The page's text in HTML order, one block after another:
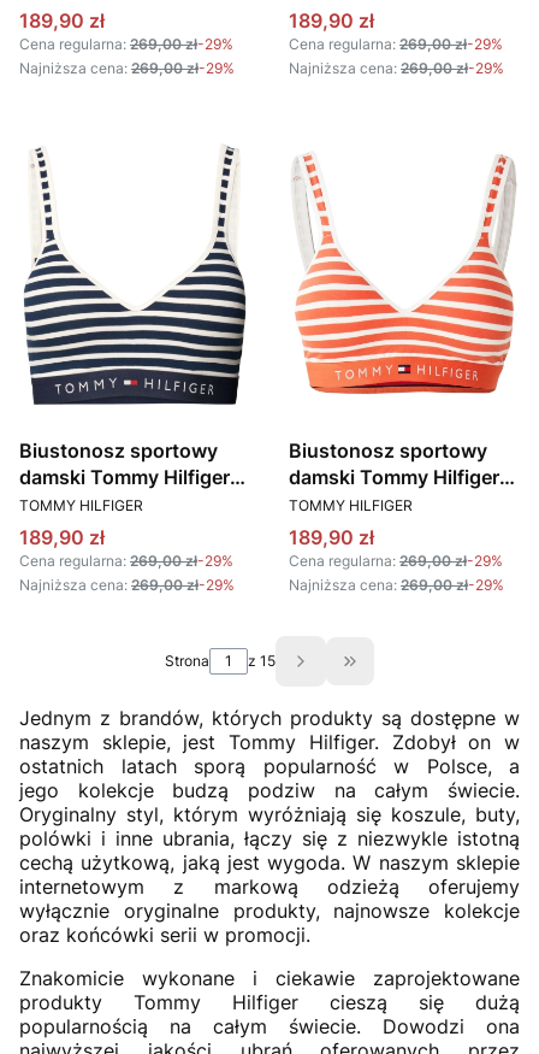
Cena promocyjna
189,90 zł
Cena regularna: 269,00 zł-29%
Najniższa cena: 269,00 zł-29%
BORDOWY
Cena promocyjna
189,90 zł
Cena regularna: 269,00 zł-29%
Najniższa cena: 269,00 zł-29%
Biustonosz sportowy
damski Tommy Hilfiger
UW0UW05205 02D
GRANATOWY
PRODUCENT
TOMMY HILFIGER
Cena promocyjna
189,90 zł
Cena regularna: 269,00 zł-29%
Najniższa cena: 269,00 zł-29%
Biustonosz sportowy
damski Tommy Hilfiger
UW0UW05205
POMARAŃCZOWY
PRODUCENT
TOMMY HILFIGER
Cena promocyjna
189,90 zł
Cena regularna: 269,00 zł-29%
Najniższa cena: 269,00 zł-29%
Strona z 15 Przejdź do ostatniej
Jednym z brandów, których produkty są dostępne w
naszym sklepie, jest Tommy Hilfiger. Zdobył on w
ostatnich latach sporą popularność w Polsce, a
jego kolekcje budzą podziw na całym świecie.
Oryginalny styl, którym wyróżniają się koszule, buty,
polówki i inne ubrania, łączy się z niezwykle istotną
cechą użytkową, jaką jest wygoda. W naszym sklepie
internetowym z markową odzieżą oferujemy
wyłącznie oryginalne produkty, najnowsze kolekcje
oraz końcówki serii w promocji.
Znakomicie wykonane i ciekawie zaprojektowane
produkty Tommy Hilfiger cieszą się dużą
popularnością na całym świecie. Dowodzi ona